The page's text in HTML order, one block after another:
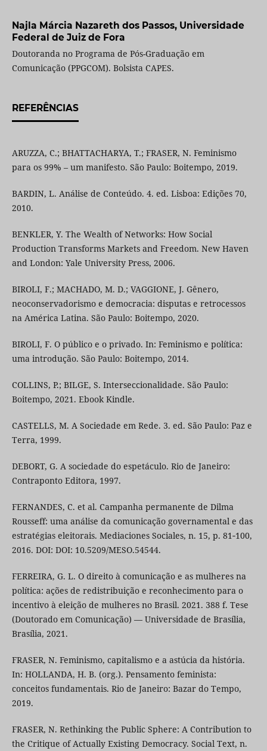
Najla Márcia Nazareth dos Passos, Universidade
Federal de Juiz de Fora
Doutoranda no Programa de Pós-Graduação em
Comunicação (PPGCOM). Bolsista CAPES.
REFERÊNCIAS
ARUZZA, C.; BHATTACHARYA, T.; FRASER, N. Feminismo
para os 99% – um manifesto. São Paulo: Boitempo, 2019.
BARDIN, L. Análise de Conteúdo. 4. ed. Lisboa: Edições 70,
2010.
BENKLER, Y. The Wealth of Networks: How Social
Production Transforms Markets and Freedom. New Haven
and London: Yale University Press, 2006.
BIROLI, F.; MACHADO, M. D.; VAGGIONE, J. Gênero,
neoconservadorismo e democracia: disputas e retrocessos
na América Latina. São Paulo: Boitempo, 2020.
BIROLI, F. O público e o privado. In: Feminismo e política:
uma introdução. São Paulo: Boitempo, 2014.
COLLINS, P.; BILGE, S. Interseccionalidade. São Paulo:
Boitempo, 2021. Ebook Kindle.
CASTELLS, M. A Sociedade em Rede. 3. ed. São Paulo: Paz e
Terra, 1999.
DEBORT, G. A sociedade do espetáculo. Rio de Janeiro:
Contraponto Editora, 1997.
FERNANDES, C. et al. Campanha permanente de Dilma
Rousseff: uma análise da comunicação governamental e das
estratégias eleitorais. Mediaciones Sociales, n. 15, p. 81‐100,
2016. DOI: DOI: 10.5209/MESO.54544.
FERREIRA, G. L. O direito à comunicação e as mulheres na
política: ações de redistribuição e reconhecimento para o
incentivo à eleição de mulheres no Brasil. 2021. 388 f. Tese
(Doutorado em Comunicação) — Universidade de Brasília,
Brasília, 2021.
FRASER, N. Feminismo, capitalismo e a astúcia da história.
In: HOLLANDA, H. B. (org.). Pensamento feminista:
conceitos fundamentais. Rio de Janeiro: Bazar do Tempo,
2019.
FRASER, N. Rethinking the Public Sphere: A Contribution to
the Critique of Actually Existing Democracy. Social Text, n.